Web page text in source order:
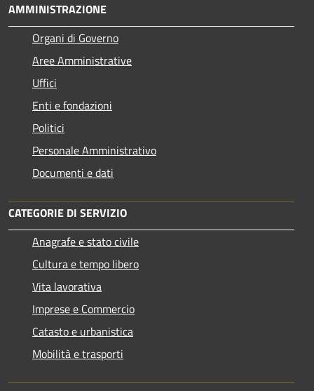
AMMINISTRAZIONE
Organi di Governo
Aree Amministrative
Uffici
Enti e fondazioni
Politici
Personale Amministrativo
Documenti e dati
CATEGORIE DI SERVIZIO
Anagrafe e stato civile
Cultura e tempo libero
Vita lavorativa
Imprese e Commercio
Catasto e urbanistica
Mobilità e trasporti